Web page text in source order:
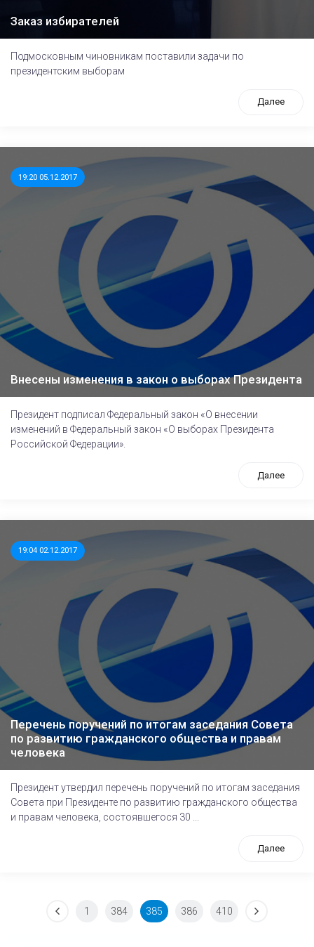
Заказ избирателей
Подмосковным чиновникам поставили задачи по
президентским выборам
Далее
19:20 05.12.2017
Внесены изменения в закон о выборах Президента
Президент подписал Федеральный закон «О внесении
изменений в Федеральный закон «О выборах Президента
Российской Федерации».
Далее
19:04 02.12.2017
Перечень поручений по итогам заседания Совета
по развитию гражданского общества и правам
человека
Президент утвердил перечень поручений по итогам заседания
Совета при Президенте по развитию гражданского общества
и правам человека, состоявшегося 30 ...
Далее
1 384 385 386 410